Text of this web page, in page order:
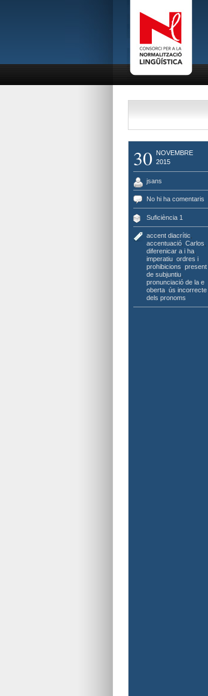
30
NOVEMBRE
2015
jsans
No hi ha comentaris
Suficiència 1
accent diacrític
accentuació, Carlos
diferenicar a i ha,
imperatiu, ordres i
prohibicions present
de subjuntiu,
pronunciació de la e
oberta, ús incorrecte
dels pronoms